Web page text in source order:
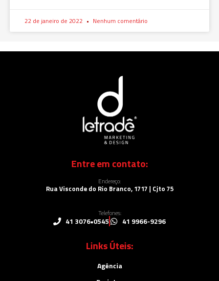
22 de janeiro de 2022 Nenhum comentário
Entre em contato:
Endereço:
Rua Visconde do Rio Branco, 1717 | Cjto 75
Telefones:
41 3076•0545 41 9966-9296
Links Úteis:
Agência